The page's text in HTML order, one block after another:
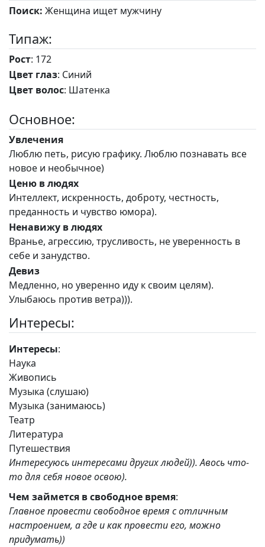
Поиск: Женщина ищет мужчину
Типаж:
Рост: 172
Цвет глаз: Синий
Цвет волос: Шатенка
Основное:
Увлечения
Люблю петь, рисую графику. Люблю познавать все
новое и необычное)
Ценю в людях
Интеллект, искренность, доброту, честность,
преданность и чувство юмора).
Ненавижу в людях
Вранье, агрессию, трусливость, не уверенность в
себе и занудство.
Девиз
Медленно, но уверенно иду к своим целям).
Улыбаюсь против ветра))).
Интересы:
Интересы:
Наука
Живопись
Музыка (слушаю)
Музыка (занимаюсь)
Театр
Литература
Путешествия
Интересуюсь интересами других людей)). Авось что-
то для себя новое освою).
Чем займется в свободное время:
Главное провести свободное время с отличным
настроением, а где и как провести его, можно
придумать))